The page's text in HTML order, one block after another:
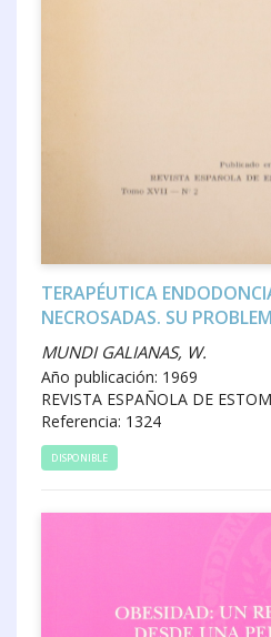
TERAPÉUTICA
NECROSADAS. SU
MUNDI GALIANAS, W.
Año publicación: 1969
REVISTA ESPAÑOLA DE
Referencia: 1324
DISPONIBLE